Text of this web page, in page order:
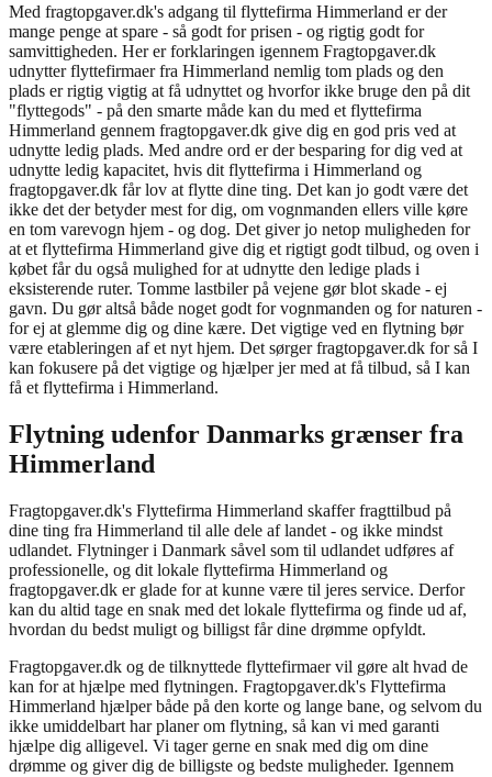
Med fragtopgaver.dk's adgang til flyttefirma Himmerland er der
mange penge at spare - så godt for prisen - og rigtig godt for
samvittigheden. Her er forklaringen igennem Fragtopgaver.dk
udnytter flyttefirmaer fra Himmerland nemlig tom plads og den
plads er rigtig vigtig at få udnyttet og hvorfor ikke bruge den på dit
"flyttegods" - på den smarte måde kan du med et flyttefirma
Himmerland gennem fragtopgaver.dk give dig en god pris ved at
udnytte ledig plads. Med andre ord er der besparing for dig ved at
udnytte ledig kapacitet, hvis dit flyttefirma i Himmerland og
fragtopgaver.dk får lov at flytte dine ting. Det kan jo godt være det
ikke det der betyder mest for dig, om vognmanden ellers ville køre
en tom varevogn hjem - og dog. Det giver jo netop muligheden for
at et flyttefirma Himmerland give dig et rigtigt godt tilbud, og oven i
købet får du også mulighed for at udnytte den ledige plads i
eksisterende ruter. Tomme lastbiler på vejene gør blot skade - ej
gavn. Du gør altså både noget godt for vognmanden og for naturen -
for ej at glemme dig og dine kære. Det vigtige ved en flytning bør
være etableringen af et nyt hjem. Det sørger fragtopgaver.dk for så I
kan fokusere på det vigtige og hjælper jer med at få tilbud, så I kan
få et flyttefirma i Himmerland.
Flytning udenfor Danmarks grænser fra
Himmerland
Fragtopgaver.dk's Flyttefirma Himmerland skaffer fragttilbud på
dine ting fra Himmerland til alle dele af landet - og ikke mindst
udlandet. Flytninger i Danmark såvel som til udlandet udføres af
professionelle, og dit lokale flyttefirma Himmerland og
fragtopgaver.dk er glade for at kunne være til jeres service. Derfor
kan du altid tage en snak med det lokale flyttefirma og finde ud af,
hvordan du bedst muligt og billigst får dine drømme opfyldt.
Fragtopgaver.dk og de tilknyttede flyttefirmaer vil gøre alt hvad de
kan for at hjælpe med flytningen. Fragtopgaver.dk's Flyttefirma
Himmerland hjælper både på den korte og lange bane, og selvom du
ikke umiddelbart har planer om flytning, så kan vi med garanti
hjælpe dig alligevel. Vi tager gerne en snak med dig om dine
drømme og giver dig de billigste og bedste muligheder. Igennem